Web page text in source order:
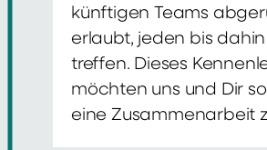
künftigen Teams
erlaubt, jeden bis
treffen. Dieses
möchten uns und Dir
eine Zusammenarbeit